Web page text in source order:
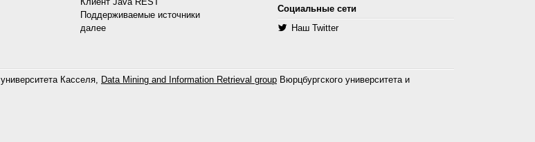
Клиент Java REST
Поддерживаемые источники
далее
Социальные сети
Наш Twitter
университета Касселя, Data Mining and Information Retrieval group Вюрцбургского университета и